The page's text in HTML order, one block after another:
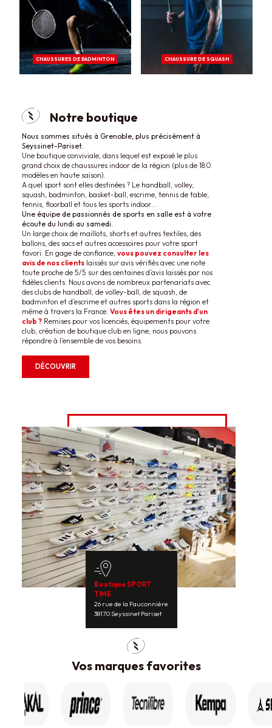
CHAUSSURES DE BADMINTON CHAUSSURE DE SQUASH
Notre boutique
Nous sommes situés à Grenoble, plus précisément à
Seyssinet-Pariset.
Une boutique conviviale, dans lequel est exposé le plus
grand choix de chaussures indoor de la région (plus de 180
modèles en haute saison).
A quel sport sont elles destinées ? Le handball, volley,
squash, badminton, basket-ball, escrime, tennis de table,
tennis, floorball et tous les sports indoor…
Une équipe de passionnés de sports en salle est à votre
écoute du lundi au samedi.
Un large choix de maillots, shorts et autres textiles, des
ballons, des sacs et autres accessoires pour votre sport
favori. En gage de confiance, vous pouvez consulter les
avis de nos clients laissés sur avis vérifiés avec une note
toute proche de 5/5 sur des centaines d’avis laissés par nos
fidèles clients. Nous avons de nombreux partenariats avec
des clubs de handball, de volley-ball, de squash, de
badminton et d’escrime et autres sports dans la région et
même à travers la France. Vous êtes un dirigeants d'un
club ? Remises pour vos licenciés, équipements pour votre
club, création de boutique club en ligne, nous pouvons
répondre à l’ensemble de vos besoins.
DÉCOUVRIR
Boutique SPORT
TIME
26 rue de la Fauconnière
38170 Seyssinet Pariset
Vos marques favorites